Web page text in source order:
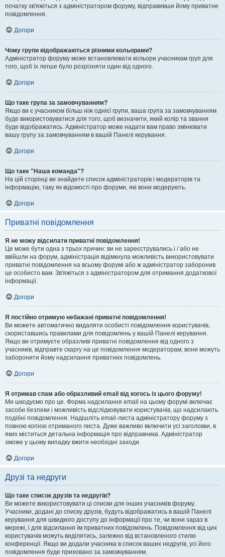
початку зв'яжіться з адміністратором форуму, відправивши йому приватне
повідомлення.
Догори
Чому групи відображаються різними кольорами?
Адміністратор форуму може встановлювати кольори учасникам груп для
того, щоб їх легше було розрізняти один від одного.
Догори
Що таке група за замовчуванням?
Якщо ви є учасником більш ніж однієї групи, ваша група за замовчуванням
буде використовуватися для того, щоб визначити, який колір та звання
буде відображатись. Адміністратор може надати вам право змінювати
вашу групу за замовчуванням в вашій Панелі керування.
Догори
Що таке "Наша команда"?
На цій сторінці ви знайдете список адміністраторів і модераторів та
інформацію, таку як відомості про форуми, які вони модерують.
Догори
Приватні повідомлення
Я не можу відсилати приватні повідомлення!
Це може бути одна з трьох причин: ви не зареєструвались і / або не
ввійшли на форум, адміністрація відімкнула можливість використовувати
приватні повідомлення на всьому форумі або ж адміністратор заборонив
це особисто вам. Зв'яжіться з адміністратором для отримання додаткової
інформації.
Догори
Я постійно отримую небажані приватні повідомлення!
Ви можете автоматично видаляти особисті повідомлення користувачів,
скориставшись правилами для повідомлень у вашій Панелі керування.
Якщо ви отримуєте образливі приватні повідомлення від одного з
учасників, відправте скаргу на це повідомлення модераторам; вони можуть
заборонити йому надсилання приватних повідомлень.
Догори
Я отримав спам або образливий email від когось із цього форуму!
Ми шкодуємо про це. Форма надсилання email на цьому форумі включає
засоби безпеки і можливість відслідковувати користувачів, що надсилають
подібні повідомлення. Надішліть email-листа адміністратору форуму з
повною копією отриманого листа. Дуже важливо включити усі заголовки, в
яких міститься детальна інформація про відправника. Адміністратор
зможе у цьому випадку вжити необхідні заходи.
Догори
Друзі та недруги
Що таке список друзів та недругів?
Ви можете використовувати ці списки для інших учасників форуму.
Учасники, додані до списку друзів, будуть відображатись в вашій Панелі
керування для швидкого доступу до інформації про те, чи вони зараз в
мережі, і для відсилання їм приватних повідомлень. Повідомлення від цих
користувачів можуть виділятись, залежно від встановленого стилю
конференції. Якщо ви додали учасника в список ваших недругів, усі його
повідомлення буде приховано за замовчуванням.